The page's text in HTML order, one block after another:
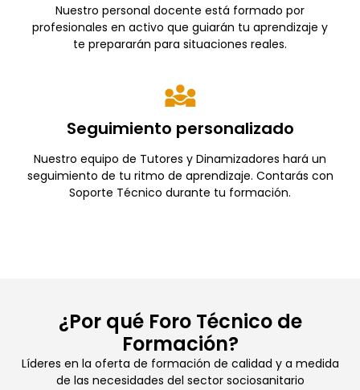
Nuestro personal docente está formado por
profesionales en activo que guiarán tu aprendizaje y
te prepararán para situaciones reales.
Seguimiento personalizado
Nuestro equipo de Tutores y Dinamizadores hará un
seguimiento de tu ritmo de aprendizaje. Contarás con
Soporte Técnico durante tu formación.
¿Por qué Foro Técnico de
Formación?
Líderes en la oferta de formación de calidad y a medida
de las necesidades del sector sociosanitario